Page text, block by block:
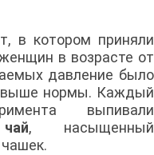
в котором приняли
в возрасте от
давление было
выше нормы. Каждый
выпивали
, насыщенный